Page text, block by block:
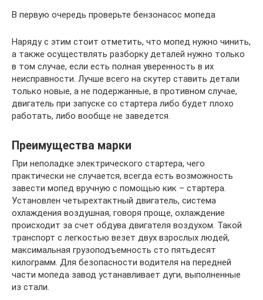
В первую очередь проверьте бензонасос мопеда
Наряду с этим стоит отметить, что мопед нужно чинить,
а также осуществлять разборку деталей нужно только
в том случае, если есть полная уверенность в их
неисправности. Лучше всего на скутер ставить детали
только новые, а не подержанные, в противном случае,
двигатель при запуске со стартера либо будет плохо
работать, либо вообще не заведется.
Преимущества марки
При неполадке электрического стартера, чего
практически не случается, всегда есть возможность
завести мопед вручную с помощью кик – стартера.
Установлен четырехтактный двигатель, система
охлаждения воздушная, говоря проще, охлаждение
происходит за счет обдува двигателя воздухом. Такой
транспорт с легкостью везет двух взрослых людей,
максимальная грузоподъемность сто пятьдесят
килограмм. Для безопасности водителя на передней
части мопеда завод устанавливает дуги, выполненные
из стали.